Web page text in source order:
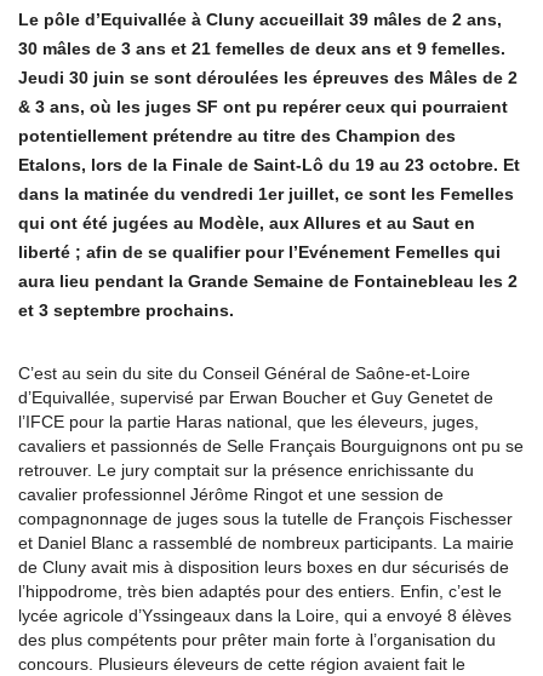
Le pôle d’Equivallée à Cluny accueillait 39 mâles de 2 ans,
30 mâles de 3 ans et 21 femelles de deux ans et 9 femelles.
Jeudi 30 juin se sont déroulées les épreuves des Mâles de 2
& 3 ans, où les juges SF ont pu repérer ceux qui pourraient
potentiellement prétendre au titre des Champion des
Etalons, lors de la Finale de Saint-Lô du 19 au 23 octobre. Et
dans la matinée du vendredi 1er juillet, ce sont les Femelles
qui ont été jugées au Modèle, aux Allures et au Saut en
liberté ; afin de se qualifier pour l’Evénement Femelles qui
aura lieu pendant la Grande Semaine de Fontainebleau les 2
et 3 septembre prochains.
C’est au sein du site du Conseil Général de Saône-et-Loire
d’Equivallée, supervisé par Erwan Boucher et Guy Genetet de
l’IFCE pour la partie Haras national, que les éleveurs, juges,
cavaliers et passionnés de Selle Français Bourguignons ont pu se
retrouver. Le jury comptait sur la présence enrichissante du
cavalier professionnel Jérôme Ringot et une session de
compagnonnage de juges sous la tutelle de François Fischesser
et Daniel Blanc a rassemblé de nombreux participants. La mairie
de Cluny avait mis à disposition leurs boxes en dur sécurisés de
l’hippodrome, très bien adaptés pour des entiers. Enfin, c’est le
lycée agricole d’Yssingeaux dans la Loire, qui a envoyé 8 élèves
des plus compétents pour prêter main forte à l’organisation du
concours. Plusieurs éleveurs de cette région avaient fait le